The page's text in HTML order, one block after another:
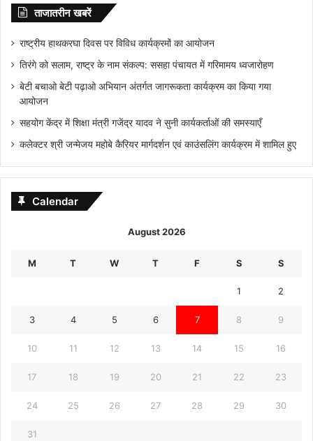
ताजातरीन खबरें
राष्ट्रीय हाथकरघा दिवस पर विविध कार्यक्रमों का आयोजन
तिरंगे को सलाम, राष्ट्र के नाम संकल्प: ससहा पंचायत में गरिमामय ध्वजारोहण
बेटी बचाओ बेटी पढ़ाओ अभियान अंतर्गत जागरूकता कार्यक्रम का किया गया
आयोजन
सहयोग केंद्र में शिक्षा मंत्री गजेंद्र यादव ने सुनी कार्यकर्ताओं की समस्याएँ
कलेक्टर श्री जन्मेजय महोबे कैरियर मार्गदर्शन एवं काउंसलिंग कार्यक्रम में शामिल हुए
Calendar
August 2026
M T W T F S S
1 2
3 4 5 6 7 8 9
10 11 12 13 14 15 16
17 18 19 20 21 22 23
24 25 26 27 28 29 30
31